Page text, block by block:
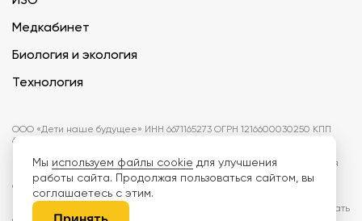
Медкабинет
Биология и экология
Технология
ООО «Дети наше будущее» ИНН 6671165273 ОГРН 1216600030250 КПП
667101001 БИК 046577674
Информация на сайте не является публичной офертой. Изображения
могут отличаться от поставляемых товаров. Поставщик оставляет за
собой право изменить цены и характеристики товаров без
предварительного уведомления заказчика, если это не влияет на
качество поставляемой продукции. Мы используем cookie, чтобы делать
Мы используем файлы cookie для улучшения
работы сайта. Продолжая пользоваться сайтом, вы
соглашаетесь с этим.